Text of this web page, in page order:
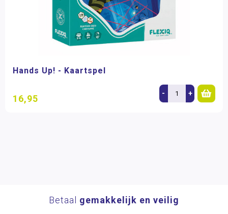
Hands Up! - Kaartspel
16,95 - +
Betaal gemakkelijk en veilig